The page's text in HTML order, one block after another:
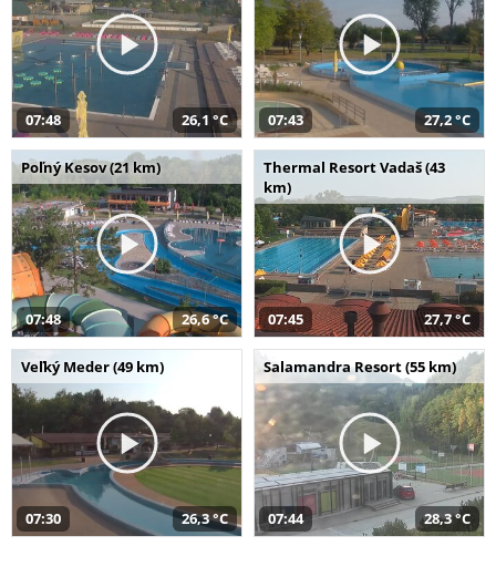
07:48 26,1 °C 07:43 27,2 °C
Poľný Kesov (21 km)
07:48 26,6 °C
Thermal Resort Vadaš (43
km)
07:45 27,7 °C
Veľký Meder (49 km)
07:30 26,3 °C
Salamandra Resort (55 km)
07:44 28,3 °C